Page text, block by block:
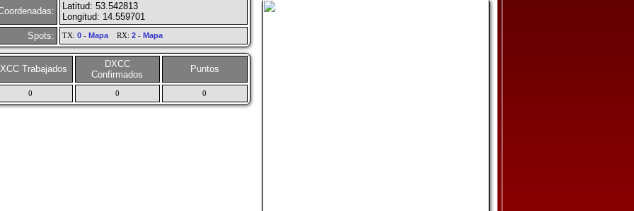
Latitud: 53.542813
Longitud: 14.559701
Spots:
TX: 0- MapaRX: 2- Mapa
Trabajados
DXCC
Confirmados
Puntos
0 0 0